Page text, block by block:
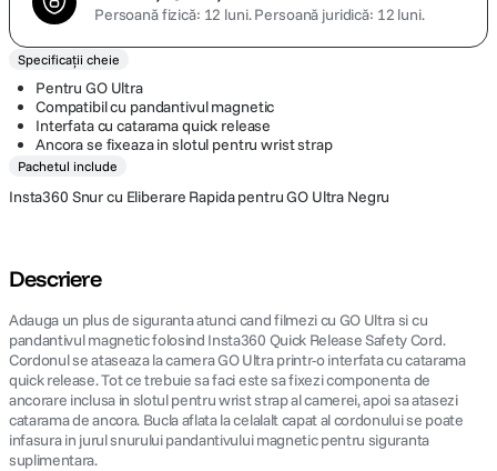
Persoană fizică: 12 luni.Persoană juridică: 12 luni.
Specificații cheie
Pentru GO Ultra
Compatibil cu pandantivul magnetic
Interfata cu catarama quick release
Ancora se fixeaza in slotul pentru wrist strap
Pachetul include
Insta360 Snur cu Eliberare Rapida pentru GO Ultra Negru
Descriere
Adauga un plus de siguranta atunci cand filmezi cu GO Ultra si cu
pandantivul magnetic folosind Insta360 Quick Release Safety Cord.
Cordonul se ataseaza la camera GO Ultra printr-o interfata cu catarama
quick release. Tot ce trebuie sa faci este sa fixezi componenta de
ancorare inclusa in slotul pentru wrist strap al camerei, apoi sa atasezi
catarama de ancora. Bucla aflata la celalalt capat al cordonului se poate
infasura in jurul snurului pandantivului magnetic pentru siguranta
suplimentara.